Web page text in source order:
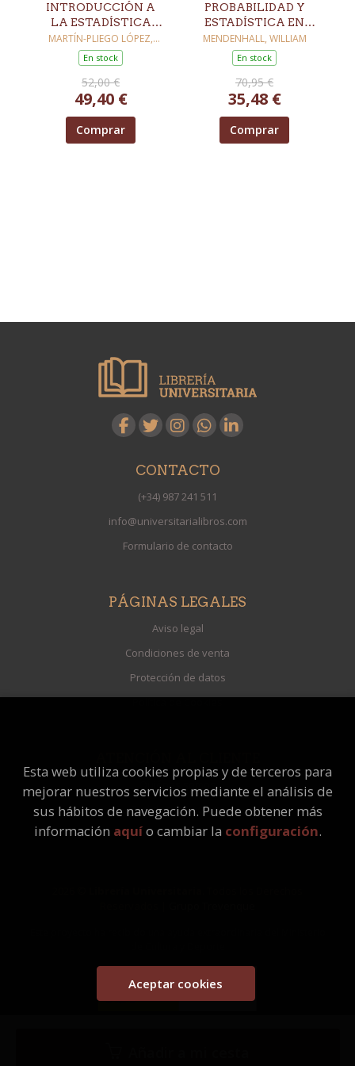
INTRODUCCIÓN A
LA ESTADÍSTICA
ECONÓMICA Y
EMPRESARIAL.
TEORÍA Y
PRÁCTICA 3ª ED
MARTÍN-PLIEGO LÓPEZ,
FRANCISCO JAVIER
En stock
52,00 €
49,40 €
Comprar
PROBABILIDAD Y
ESTADÍSTICA EN
INGENIERÍA Y
CIENCIAS 4ª ED
MENDENHALL, WILLIAM
En stock
70,95 €
35,48 €
Comprar
CONTACTO
(+34) 987 241 511
info@universitarialibros.com
Formulario de contacto
PÁGINAS LEGALES
Aviso legal
Condiciones de venta
Protección de datos
Política de Cookies
Quiénes somos
Pedidos especiales
Esta web utiliza cookies propias y de terceros para
mejorar nuestros servicios mediante el análisis de
sus hábitos de navegación. Puede obtener más
información aquío cambiar la configuración.
Aceptar cookies